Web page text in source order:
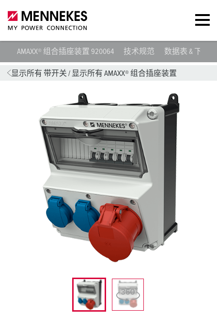
AMAXX® 组合插座装置 920064 技术规范 数据表 & 下载
显示所有 带开关 / 显示所有 AMAXX® 组合插座装置